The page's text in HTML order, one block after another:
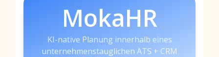
MokaHR
KI-native Planung innerhalb eines
unternehmenstauglichen ATS + CRM